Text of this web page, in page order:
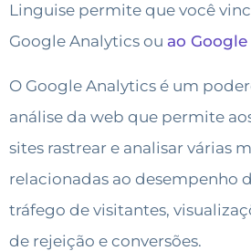
Linguise permite que você
Google Analytics ou ao
O Google Analytics é um
análise da web que permite
sites rastrear e analisar várias
relacionadas ao desempenho
tráfego de visitantes,
de rejeição e conversões.